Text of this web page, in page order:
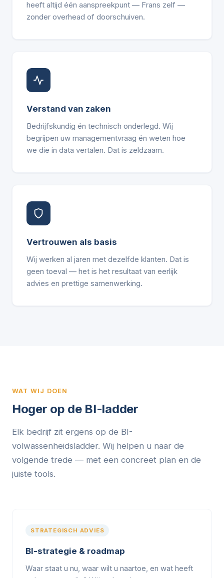
heeft altijd één aanspreekpunt — Frans zelf —
zonder overhead of doorschuiven.
Verstand van zaken
Bedrijfskundig én technisch onderlegd. Wij
begrijpen uw managementvraag én weten hoe
we die in data vertalen. Dat is zeldzaam.
Vertrouwen als basis
Wij werken al jaren met dezelfde klanten. Dat is
geen toeval — het is het resultaat van eerlijk
advies en prettige samenwerking.
WAT WIJ DOEN
Hoger op de BI-ladder
Elk bedrijf zit ergens op de BI-
volwassenheidsladder. Wij helpen u naar de
volgende trede — met een concreet plan en de
juiste tools.
STRATEGISCH ADVIES
BI-strategie & roadmap
Waar staat u nu, waar wilt u naartoe, en wat heeft